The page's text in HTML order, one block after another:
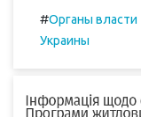
#Органы власти
Украины